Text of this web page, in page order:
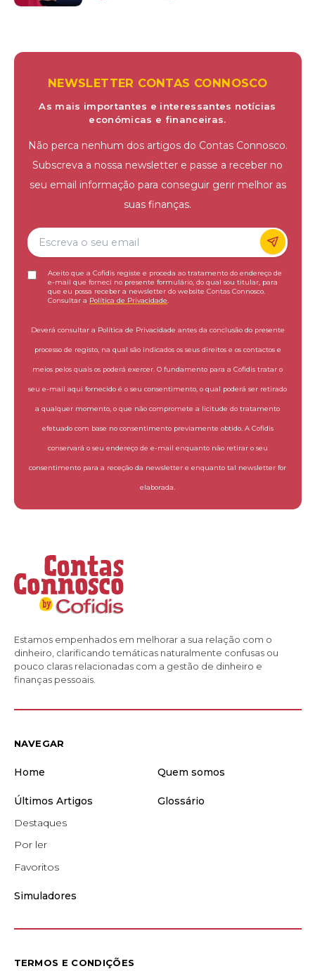
NEWSLETTER CONTAS CONNOSCO
As mais importantes e interessantes notícias
económicas e financeiras.
Não perca nenhum dos artigos do Contas Connosco.
Subscreva a nossa newsletter e passe a receber no
seu email informação para conseguir gerir melhor as
suas finanças.
Aceito que a Cofidis registe e proceda ao tratamento do endereço de
e-mail que forneci no presente formulário, do qual sou titular, para
que eu possa receber a newsletter do website Contas Connosco.
Consultar a Política de Privacidade
Deverá consultar a Política de Privacidade antes da conclusão do presente
processo de registo, na qual são indicados os seus direitos e os contactos e
meios pelos quais os poderá exercer. O fundamento para a Cofidis tratar o
seu e-mail aqui fornecido é o seu consentimento, o qual poderá ser retirado
a qualquer momento, o que não compromete a licitude do tratamento
efetuado com base no consentimento previamente obtido. A Cofidis
conservará o seu endereço de e-mail enquanto não retirar o seu
consentimento para a receção da newsletter e enquanto tal newsletter for
elaborada.
Estamos empenhados em melhorar a sua relação com o
dinheiro, clarificando temáticas naturalmente confusas ou
pouco claras relacionadas com a gestão de dinheiro e
finanças pessoais.
NAVEGAR
Home Quem somos
Últimos Artigos
Destaques
Por ler
Favoritos
Glossário
Simuladores
TERMOS E CONDIÇÕES